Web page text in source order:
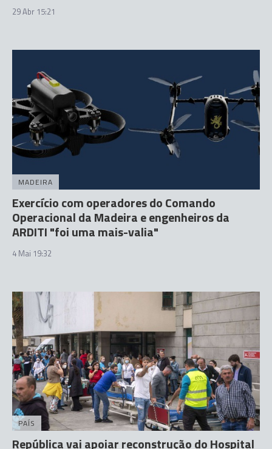
29 Abr 15:21
MADEIRA
Exercício com operadores do Comando
Operacional da Madeira e engenheiros da
ARDITI "foi uma mais-valia"
4 Mai 19:32
PAÍS
República vai apoiar reconstrução do Hospital